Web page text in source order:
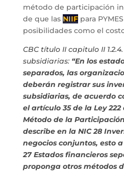
método de participación
de que las NIIFpara
posibilidades como el
CBC título II capitulo II
subsidiarias: “En los
separados, las
deberán registrar sus
subsidiarias, de acuerdo
el artículo 35 de la Ley 222
Método de la
describe en la NIC 28
negocios conjuntos, esto
27 Estados financieros
proponga otros métodos